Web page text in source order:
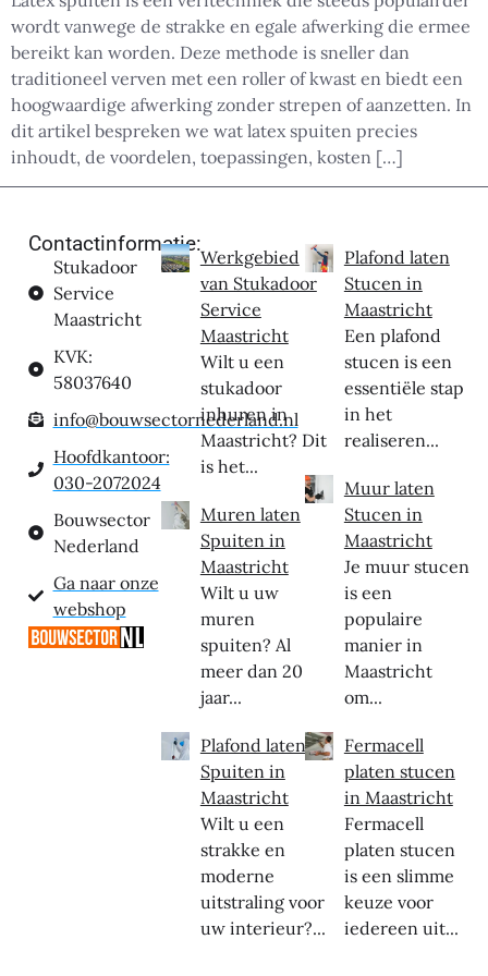
wordt vanwege de strakke en egale afwerking die ermee
bereikt kan worden. Deze methode is sneller dan
traditioneel verven met een roller of kwast en biedt een
hoogwaardige afwerking zonder strepen of aanzetten. In
dit artikel bespreken we wat latex spuiten precies
inhoudt, de voordelen, toepassingen, kosten […]
Contactinformatie:
Stukadoor
Service
Maastricht
KVK:
58037640
info@bouwsectornederland.nl
Hoofdkantoor:
030-2072024
Bouwsector
Nederland
Ga naar onze
webshop
Werkgebied
van Stukadoor
Service
Maastricht
Wilt u een
stukadoor
inhuren in
Maastricht? Dit
is het...
Muren laten
Spuiten in
Maastricht
Wilt u uw
muren
spuiten? Al
meer dan 20
jaar...
Plafond laten
Spuiten in
Maastricht
Wilt u een
strakke en
moderne
uitstraling voor
uw interieur?...
Plafond laten
Stucen in
Maastricht
Een plafond
stucen is een
essentiële stap
in het
realiseren...
Muur laten
Stucen in
Maastricht
Je muur stucen
is een
populaire
manier in
Maastricht
om...
Fermacell
platen stucen
in Maastricht
Fermacell
platen stucen
is een slimme
keuze voor
iedereen uit...